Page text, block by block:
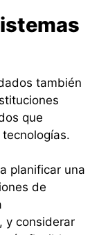
también
que
planificar una
de
y considerar